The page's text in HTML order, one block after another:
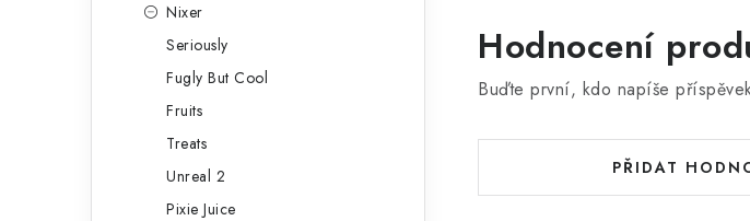
Nixer
Seriously
Fugly But Cool
Fruits
Treats
Unreal 2
Pixie Juice
Hodnocení
Buďte první, kdo napíše
PŘIDAT